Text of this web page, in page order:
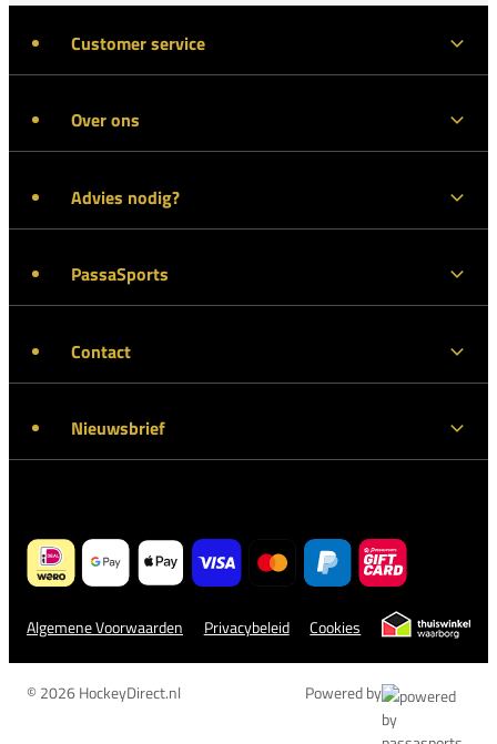
Customer service
Over ons
Advies nodig?
PassaSports
Contact
Nieuwsbrief
Algemene Voorwaarden Privacybeleid Cookies
© 2026 HockeyDirect.nl Powered by